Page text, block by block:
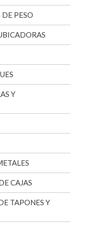
PESO
Y
CAJAS
TAPONES Y